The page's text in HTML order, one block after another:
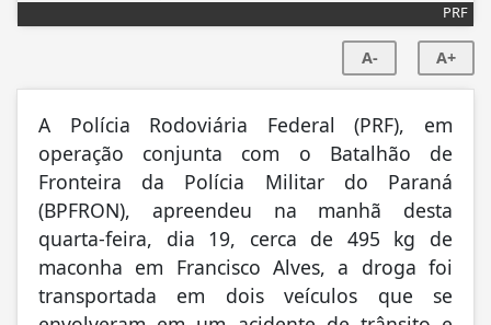
PRF
A- A+
A Polícia Rodoviária Federal (PRF), em
operação conjunta com o Batalhão de
Fronteira da Polícia Militar do Paraná
(BPFRON), apreendeu na manhã desta
quarta-feira, dia 19, cerca de 495 kg de
maconha em Francisco Alves, a droga foi
transportada em dois veículos que se